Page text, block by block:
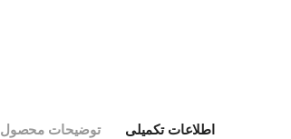
اطلاعات تکمیلی توضیحات محصول